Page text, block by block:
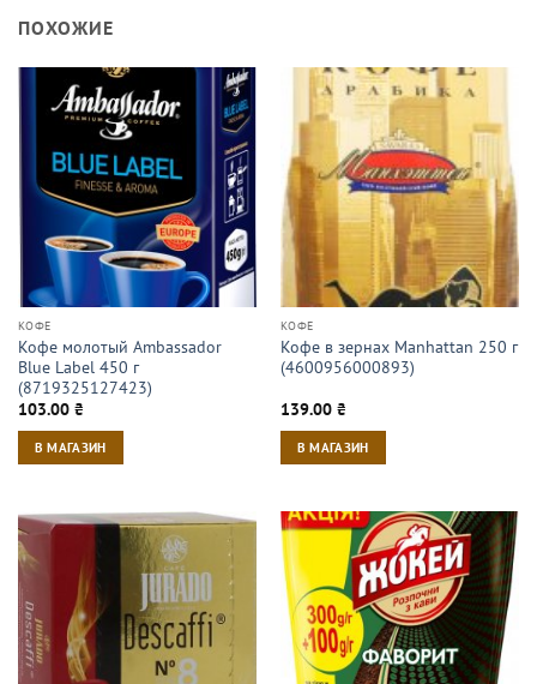
ПОХОЖИЕ
КОФЕ
Кофе молотый Ambassador
Blue Label 450 г
(8719325127423)
103.00 ₴
В МАГАЗИН
КОФЕ
Кофе в зернах Manhattan 250 г
(4600956000893)
139.00 ₴
В МАГАЗИН